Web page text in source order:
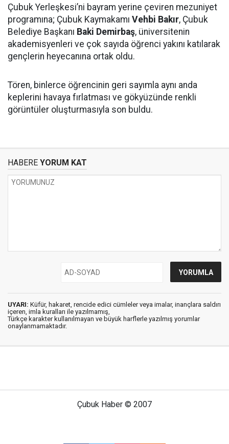
Çubuk Yerleşkesi’ni bayram yerine çeviren mezuniyet
programına; Çubuk Kaymakamı Vehbi Bakır, Çubuk
Belediye Başkanı Baki Demirbaş, üniversitenin
akademisyenleri ve çok sayıda öğrenci yakını katılarak
gençlerin heyecanına ortak oldu.
Tören, binlerce öğrencinin geri sayımla aynı anda
keplerini havaya fırlatması ve gökyüzünde renkli
görüntüler oluşturmasıyla son buldu.
HABERE YORUM KAT
UYARI: Küfür, hakaret, rencide edici cümleler veya imalar, inançlara saldırı
içeren, imla kuralları ile yazılmamış,
Türkçe karakter kullanılmayan ve büyük harflerle yazılmış yorumlar
onaylanmamaktadır.
Çubuk Haber © 2007